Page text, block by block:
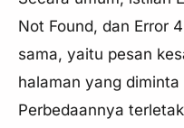
Not Found, dan Error
sama, yaitu pesan
halaman yang
Perbedaannya